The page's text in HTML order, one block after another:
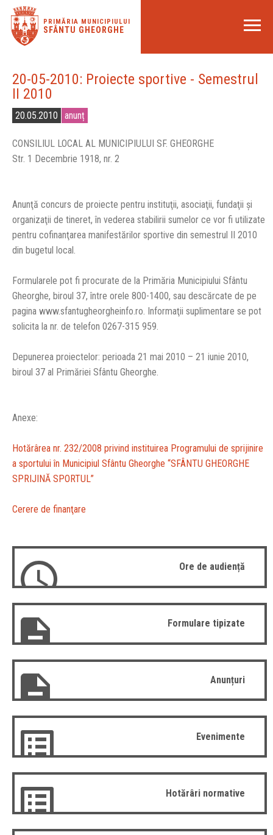
PRIMĂRIA MUNICIPIULUI
SFÂNTU GHEORGHE
20-05-2010: Proiecte sportive - Semestrul
II 2010
20.05.2010 anunț
CONSILIUL LOCAL AL MUNICIPIULUI SF. GHEORGHE
Str. 1 Decembrie 1918, nr. 2
Anunţă concurs de proiecte pentru instituţii, asociaţii, fundaţii şi
organizaţii de tineret, în vederea stabilirii sumelor ce vor fi utilizate
pentru cofinanţarea manifestărilor sportive din semestrul II 2010
din bugetul local.
Formularele pot fi procurate de la Primăria Municipiului Sfântu
Gheorghe, biroul 37, între orele 800-1400, sau descărcate de pe
pagina www.sfantugheorgheinfo.ro. Informaţii suplimentare se pot
solicita la nr. de telefon 0267-315 959.
Depunerea proiectelor: perioada 21 mai 2010 – 21 iunie 2010,
biroul 37 al Primăriei Sfântu Gheorghe.
Anexe:
Hotărârea nr. 232/2008 privind instituirea Programului de sprijinire
a sportului în Municipiul Sfântu Gheorghe “SFÂNTU GHEORGHE
SPRIJINĂ SPORTUL”
Cerere de finanţare
Ore de audiență
Formulare tipizate
Anunțuri
Evenimente
Hotărâri normative